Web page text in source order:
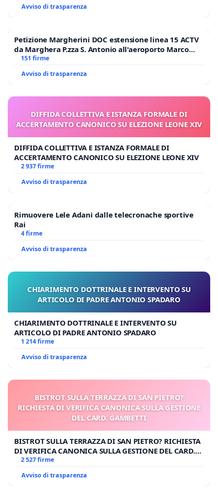
Avviso di trasparenza
Petizione Margherini DOC estensione linea 15 ACTV
da Marghera P.zza S. Antonio all'aeroporto Marco
Polo tariffa a € 1,50
151 firme
Avviso di trasparenza
DIFFIDA COLLETTIVA E ISTANZA FORMALE DI
ACCERTAMENTO CANONICO SU ELEZIONE LEONE XIV
DIFFIDA COLLETTIVA E ISTANZA FORMALE DI
ACCERTAMENTO CANONICO SU ELEZIONE LEONE XIV
2 937 firme
Avviso di trasparenza
Rimuovere Lele Adani dalle telecronache sportive
Rai
4 firme
Avviso di trasparenza
CHIARIMENTO DOTTRINALE E INTERVENTO SU
ARTICOLO DI PADRE ANTONIO SPADARO
CHIARIMENTO DOTTRINALE E INTERVENTO SU
ARTICOLO DI PADRE ANTONIO SPADARO
1 214 firme
Avviso di trasparenza
BISTROT SULLA TERRAZZA DI SAN PIETRO?
RICHIESTA DI VERIFICA CANONICA SULLA GESTIONE
DEL CARD. GAMBETTI
BISTROT SULLA TERRAZZA DI SAN PIETRO? RICHIESTA
DI VERIFICA CANONICA SULLA GESTIONE DEL CARD.
GAMBETTI
2 527 firme
Avviso di trasparenza